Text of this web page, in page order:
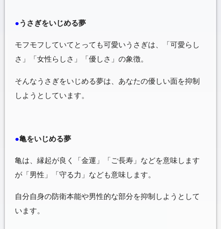
●うさぎをいじめる夢
モフモフしていてとっても可愛いうさぎは、「可愛らし
さ」「女性らしさ」「優しさ」の象徴。
そんなうさぎをいじめる夢は、あなたの優しい面を抑制
しようとしています。
●亀をいじめる夢
亀は、縁起が良く「金運」「ご長寿」などを意味します
が「男性」「守る力」なども意味します。
自分自身の防衛本能や男性的な部分を抑制しようとして
います。